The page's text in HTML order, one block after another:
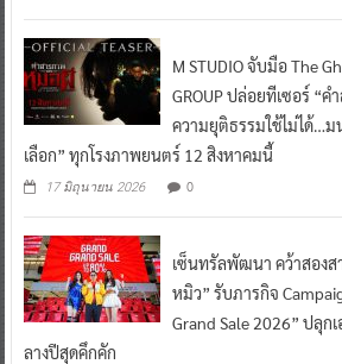
M STUDIO จับมือ The
GROUP ปล่อยทีเซอร์ “
ความยุติธรรมใช้ไม่ได้…
เลือก” ทุกโรงภาพยนตร์ 12 สิงหาคมนี้
17 มิถุนายน 2026 0
เซ็นทรัลพัฒนา คว้าสอง
หมิว” รับภารกิจ
Grand Sale 2026” ปลุก
ลางปีสุดคึกคัก